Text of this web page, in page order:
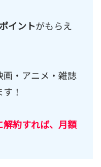
イントがもらえ
・アニメ・雑誌
！
約すれば、月額